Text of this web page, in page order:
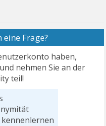
eine Frage?
haben,
nehmen Sie an der
teil!